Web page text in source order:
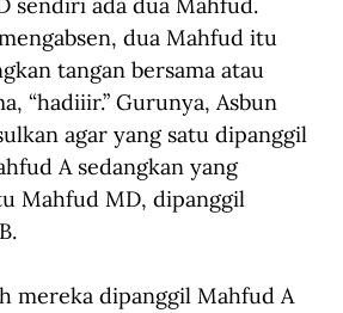
sendiri ada dua Mahfud.
dua Mahfud itu
tangan bersama atau
“hadiiir.” Gurunya, Asbun
agar yang satu dipanggil
A sedangkan yang
Mahfud MD, dipanggil
mereka dipanggil Mahfud A